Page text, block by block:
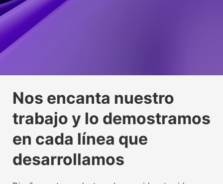
propulsora del IoT mundial
Conoce nuestra tecnología beacon
usuarios y empresas
Conoce nuestra factoría UX
oficial del Kit Digital
Leer más
propulsora del IoT mundial
Conoce nuestra tecnología beacon
usuarios y empresas
Conoce nuestra factoría UX
oficial del Kit Digital
Leer más
propulsora del IoT mundial
Conoce nuestra tecnología beacon
usuarios y empresas
Conoce nuestra factoría UX
oficial del Kit Digital
Leer más
Nos encanta nuestro
trabajo y lo demostramos
en cada línea que
desarrollamos